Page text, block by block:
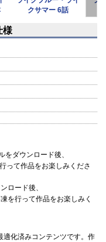
クサマー 6話
様
ダウンロード後、
って作品をお楽しみくださ
ロード後、
を行って作品をお楽しみく
化済みコンテンツです。作